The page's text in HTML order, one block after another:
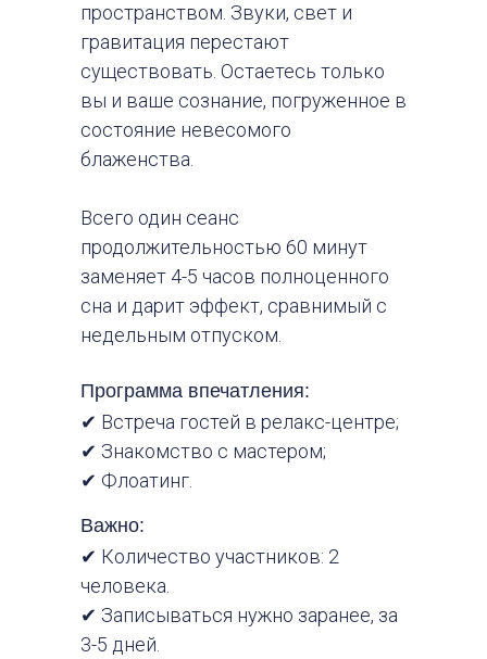
пространством. Звуки, свет и
гравитация перестают
существовать. Остаетесь только
вы и ваше сознание, погруженное в
состояние невесомого
блаженства.
Всего один сеанс
продолжительностью 60 минут
заменяет 4-5 часов полноценного
сна и дарит эффект, сравнимый с
недельным отпуском.
Программа впечатления:
✔ Встреча гостей в релакс-центре;
✔ Знакомство с мастером;
✔ Флоатинг.
Важно:
✔ Количество участников: 2
человека.
✔ Записываться нужно заранее, за
3-5 дней.